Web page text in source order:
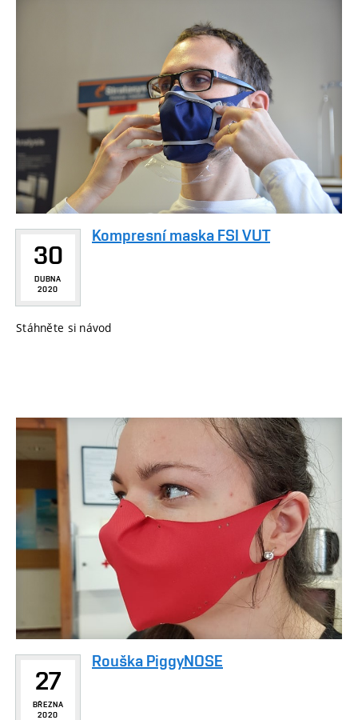
30
DUBNA
2020
Kompresní maska FSI VUT
Stáhněte si návod
27
BŘEZNA
2020
Rouška PiggyNOSE